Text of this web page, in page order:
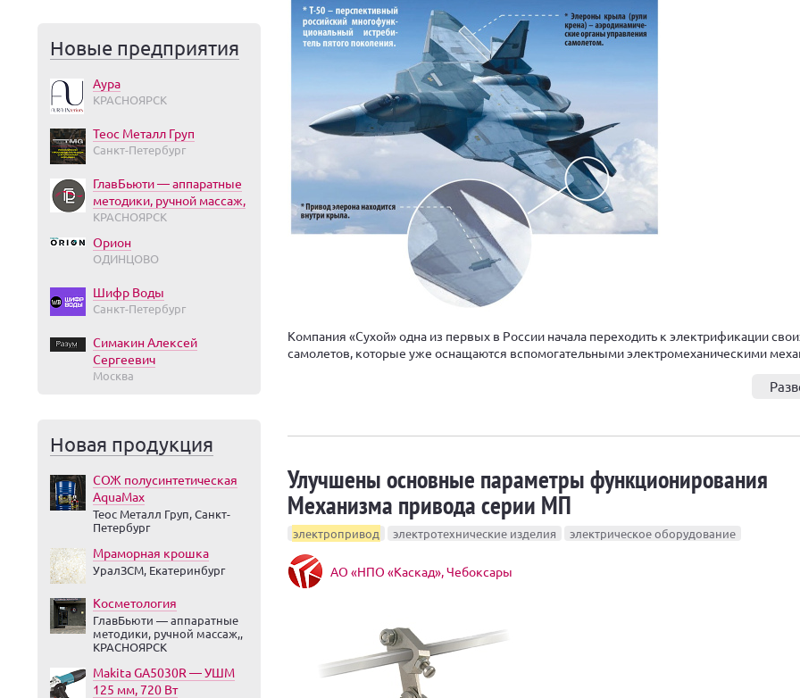
Новые предприятия
Аура
КРАСНОЯРСК
Теос Металл Груп
Санкт-Петербург
ГлавБьюти — аппаратные
методики, ручной массаж,
КРАСНОЯРСК
Орион
ОДИНЦОВО
Шифр Воды
Санкт-Петербург
Симакин Алексей
Сергеевич
Москва
Новая продукция
СОЖ полусинтетическая
AquaMax
Теос Металл Груп, Санкт-
Петербург
Мраморная крошка
УралЗСМ, Екатеринбург
Косметология
ГлавБьюти — аппаратные
методики, ручной массаж,,
КРАСНОЯРСК
Makita GA5030R — УШМ
125 мм, 720 Вт
Компания «Сухой» одна из первых в России начала переходить к электрификации
самолетов, которые уже оснащаются вспомогательными электромеханическими
Улучшены основные параметры функционирования
Механизма привода серии МП
электропривод электротехнические изделия электрическое оборудование
АО «НПО «Каскад», Чебоксары